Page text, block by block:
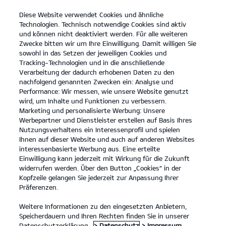
open
menu
KONTAKT
FULL SERVICE LEASING
FULL SERVICE LEASING
Diese Website verwendet Cookies und ähnliche
Technologien. Technisch notwendige Cookies sind aktiv
und können nicht deaktiviert werden. Für alle weiteren
Zwecke bitten wir um Ihre Einwilligung. Damit willigen Sie
sowohl in das Setzen der jeweiligen Cookies und
Tracking-Technologien und in die anschließende
Verarbeitung der dadurch erhobenen Daten zu den
nachfolgend genannten Zwecken ein: Analyse und
Performance: Wir messen, wie unsere Website genutzt
wird, um Inhalte und Funktionen zu verbessern.
Marketing und personalisierte Werbung: Unsere
Werbepartner und Dienstleister erstellen auf Basis Ihres
Nutzungsverhaltens ein Interessenprofil und spielen
Ihnen auf dieser Website und auch auf anderen Websites
interessenbasierte Werbung aus. Eine erteilte
Einwilligung kann jederzeit mit Wirkung für die Zukunft
widerrufen werden. Über den Button „Cookies“ in der
Kopfzeile gelangen Sie jederzeit zur Anpassung Ihrer
Präferenzen.
Weitere Informationen zu den eingesetzten Anbietern,
Speicherdauern und Ihren Rechten finden Sie in unserer